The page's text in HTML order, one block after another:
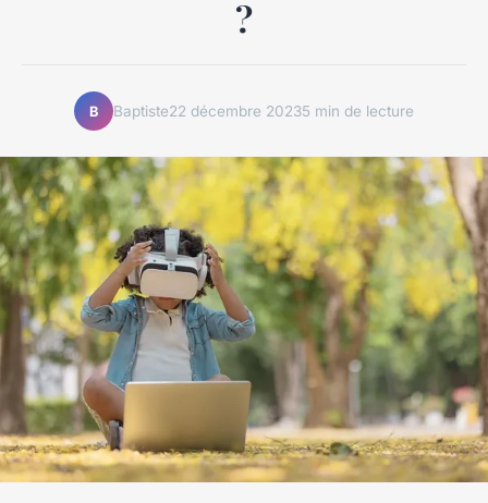
?
B Baptiste22 décembre 20235 min de lecture